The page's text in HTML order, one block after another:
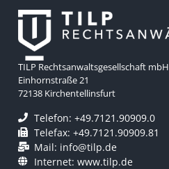
TILP Rechtsanwaltsgesellschaft mbH
Einhornstraße 21
72138 Kirchentellinsfurt
Telefon: +49.7121.90909.0
Telefax: +49.7121.90909.81
Mail: info@tilp.de
Internet: www.tilp.de